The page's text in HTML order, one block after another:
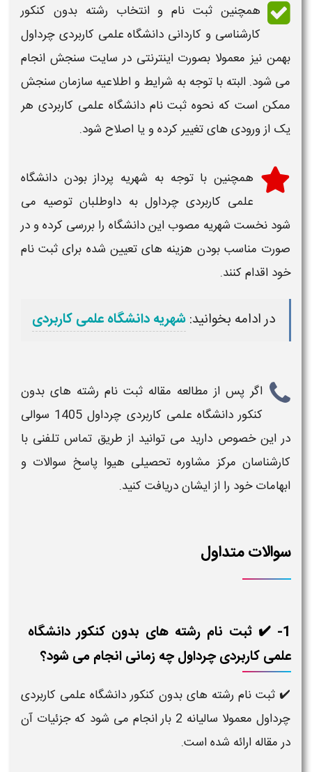
همچنین ثبت نام و انتخاب رشته بدون کنکور
کارشناسی و کاردانی دانشگاه علمی کاربردی چرداول
بهمن نیز معمولا بصورت اینترنتی در سایت سنجش انجام
می شود. البته با توجه به شرایط و اطلاعیه سازمان سنجش
ممکن است که نحوه ثبت نام دانشگاه علمی کاربردی هر
یک از ورودی های تغییر کرده و یا اصلاح شود.
همچنین با توجه به شهریه پرداز بودن دانشگاه
علمی کاربردی چرداولبه داوطلبان توصیه می
شود نخست شهریه مصوب این دانشگاه را بررسی کرده و در
صورت مناسب بودن هزینه های تعیین شده برایثبت نام
خود اقدام کنند.
در ادامه بخوانید:شهریه دانشگاه علمی کاربردی
اگر پس از مطالعه مقاله ثبت نام رشته های بدون
کنکور دانشگاه علمی کاربردی چرداول 1405
سوالی
در این خصوص دارید می توانید از طریق تماس تلفنی با
کارشناسان مرکز مشاوره تحصیلی هیوا پاسخ سوالات و
ابهامات خود را از ایشان دریافت کنید.
سوالات متداول
1- ✔️ ثبت نام رشته های بدون کنکور دانشگاه
علمی کاربردی چرداول چه زمانی انجام می شود؟
✔️ ثبت نام رشته های بدون کنکور دانشگاه علمی کاربردی
چرداول معمولا سالیانه 2 بار انجام می شود که جزئیات آن
در مقاله ارائه شده است.